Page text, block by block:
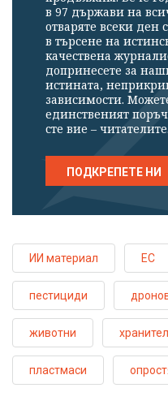
в 97 държави на
отваряте всеки ден
в търсене на
качествена
допринесете за
истината,
зависимости.
единственият
сте вие – читателите.
ПОДКРЕПЕТЕ НИ
ИИ материал ЕС
пестициди
животни
пластмаси